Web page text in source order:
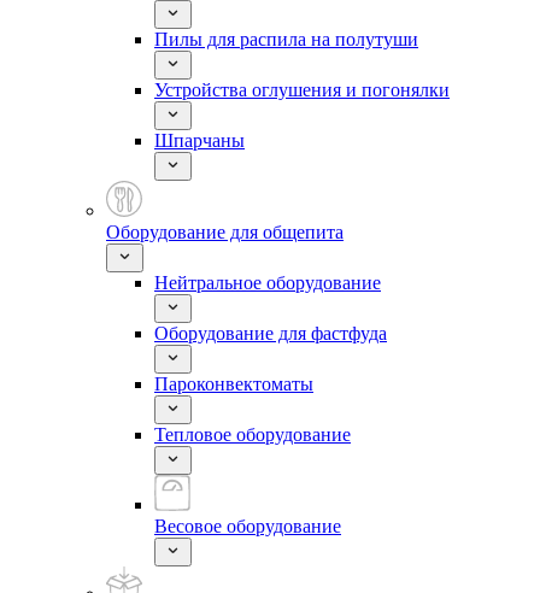
Пилы для распила на полутуши
Устройства оглушения и погонялки
Шпарчаны
Оборудование для общепита
Нейтральное оборудование
Оборудование для фастфуда
Пароконвектоматы
Тепловое оборудование
Весовое оборудование